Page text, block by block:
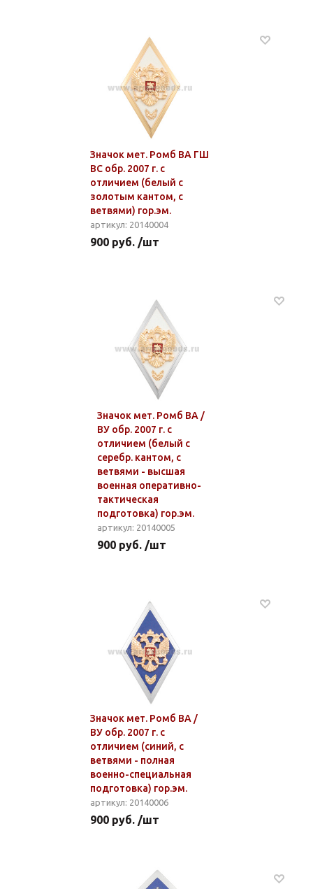
Значок мет. Ромб ВА ГШ
ВС обр. 2007 г. с
отличием (белый с
золотым кантом, с
ветвями) гор.эм.
артикул: 20140004
900 руб. /шт
Значок мет. Ромб ВА /
ВУ обр. 2007 г. с
отличием (белый с
серебр. кантом, с
ветвями - высшая
военная оперативно-
тактическая
подготовка) гор.эм.
артикул: 20140005
900 руб. /шт
Значок мет. Ромб ВА /
ВУ обр. 2007 г. с
отличием (синий, с
ветвями - полная
военно-специальная
подготовка) гор.эм.
артикул: 20140006
900 руб. /шт